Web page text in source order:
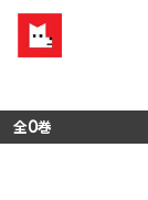
全0巻